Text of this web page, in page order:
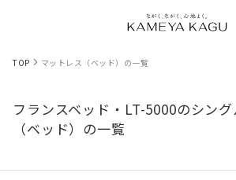
TOP マットレス（ベッド）の一覧
フランスベッド・LT-5000のシン
（ベッド）の一覧